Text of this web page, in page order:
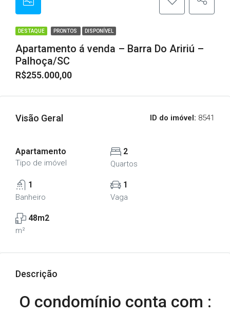
DESTAQUE PRONTOS DISPONÍVEL
Apartamento á venda – Barra Do Aririú –
Palhoça/SC
R$255.000,00
Visão Geral ID do imóvel: 8541
Apartamento
Tipo de imóvel
2
Quartos
1
Banheiro
1
Vaga
48m2
m²
Descrição
O condomínio conta com :